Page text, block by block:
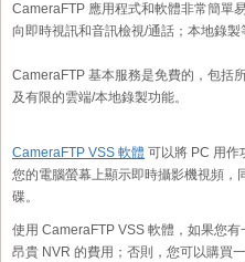
CameraFTP 應用程式和軟體非常簡單
向即時視訊和音訊檢視/通話；本地錄製
CameraFTP 基本服務是免費的，包括
及有限的雲端/本地錄製功能。
CameraFTP VSS 軟體 可以將 PC 用作
您的電腦螢幕上顯示即時攝影機視頻，
碟。
使用 CameraFTP VSS 軟體，如果您
昂貴 NVR 的費用；否則，您可以購買